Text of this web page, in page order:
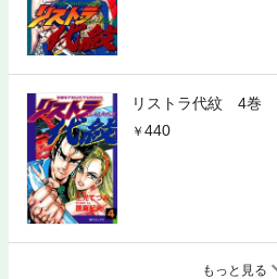
リストラ代紋 4巻
440
もっと見る